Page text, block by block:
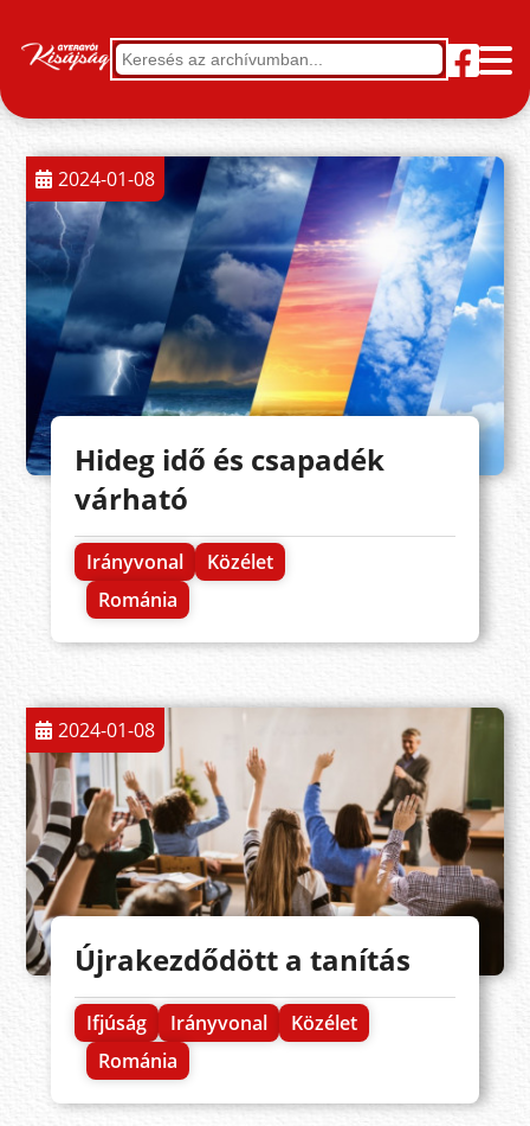
2024-01-08
Hideg idő és csapadék
várható
Irányvonal
Közélet
Románia
2024-01-08
Újrakezdődött a tanítás
Ifjúság Irányvonal
Közélet
Románia